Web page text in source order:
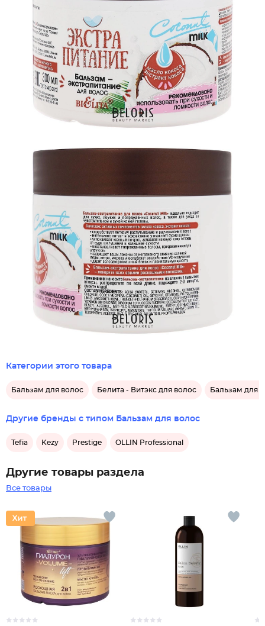
Категории этого товара
Бальзам для волос Белита - Витэкс для волос Бальзам для
Другие бренды с типом Бальзам для волос
Tefia Kezy Prestige OLLIN Professional
Другие товары раздела
Все товары